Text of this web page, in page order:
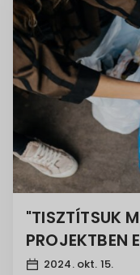
"TISZTÍTSUK
PROJEKTBEN
2024. okt. 15.